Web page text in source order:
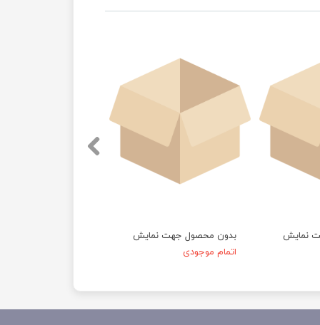
بدون محصول جهت نمایش
اتمام موجودی
نمایش